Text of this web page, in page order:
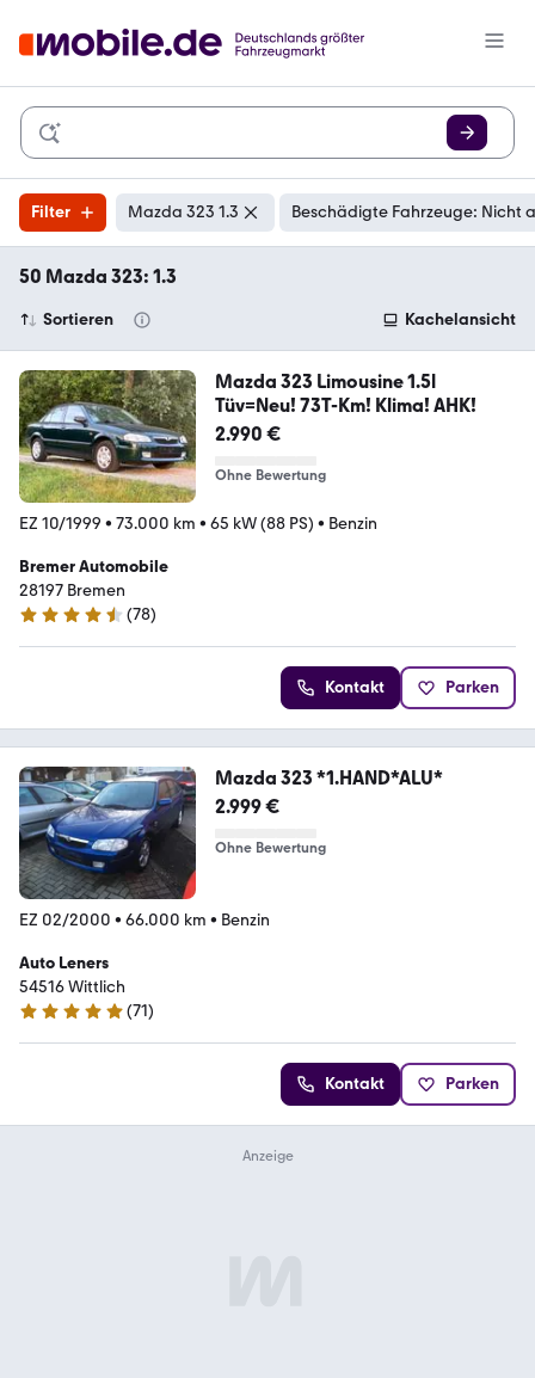
Filter Mazda 323 1.3 Beschädigte Fahrzeuge: Nicht
50 Mazda 323: 1.3
Sortieren Kachelansicht
Mazda 323 Limousine 1.5l
Tüv=Neu! 73T-Km! Klima! AHK!
2.990 €
Ohne Bewertung
EZ 10/1999 • 73.000 km • 65 kW (88 PS) • Benzin
Bremer Automobile
28197 Bremen
4.4 Sterne
(78)
Kontakt Parken
Mazda 323 *1.HAND*ALU*
2.999 €
Ohne Bewertung
EZ 02/2000 • 66.000 km • Benzin
Auto Leners
54516 Wittlich
5 Sterne
(71)
Kontakt Parken